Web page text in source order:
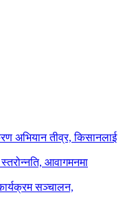
अभियान तीव्र, किसानलाई
स्तरोन्नति, आवागमनमा
कार्यक्रम सञ्चालन,